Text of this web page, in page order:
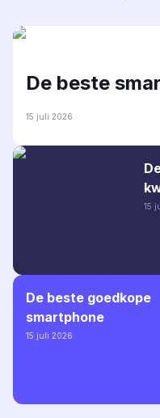
De beste
15 juli 2026
15
De beste goedkope
smartphone
15 juli 2026